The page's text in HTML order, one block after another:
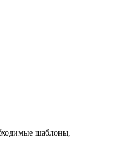
шаблоны,